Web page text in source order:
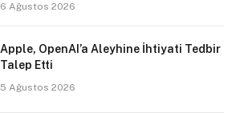
6 Ağustos 2026
Apple, OpenAI’a Aleyhine İhtiyati Tedbir
Talep Etti
5 Ağustos 2026